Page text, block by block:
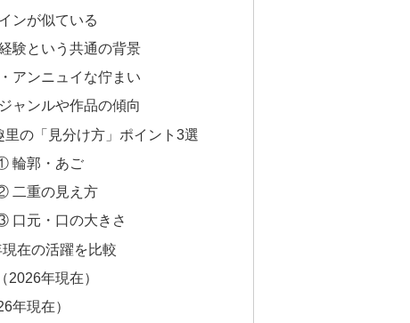
ンが似ている
験という共通の背景
アンニュイな佇まい
ャンルや作品の傾向
里の「見分け方」ポイント3選
輪郭・あご
二重の見え方
口元・口の大きさ
在の活躍を比較
2026年現在）
年現在）